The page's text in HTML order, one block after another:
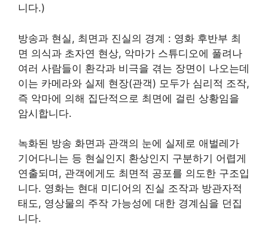
니다.)
방송과 현실, 최면과 진실의 경계 : 영화 후반부 최
면 의식과 초자연 현상, 악마가 스튜디오에 풀려나
여러 사람들이 환각과 비극을 겪는 장면이 나오는데
이는 카메라와 실제 현장(관객) 모두가 심리적 조작,
즉 악마에 의해 집단적으로 최면에 걸린 상황임을
암시합니다.
녹화된 방송 화면과 관객의 눈에 실제로 애벌레가
기어다니는 등 현실인지 환상인지 구분하기 어렵게
연출되며, 관객에게도 최면적 공포를 의도한 구조입
니다. 영화는 현대 미디어의 진실 조작과 방관자적
태도, 영상물의 주작 가능성에 대한 경계심을 던집
니다.